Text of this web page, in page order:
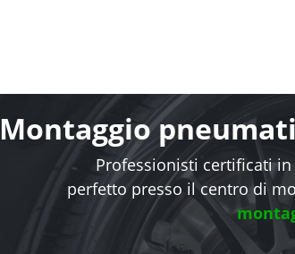
Montaggio
Professionisti certificati
perfetto presso il centro di